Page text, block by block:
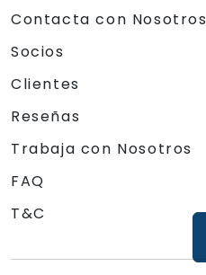
Contacta con Nosotros
Socios
Clientes
Reseñas
Trabaja con Nosotros
FAQ
T&C